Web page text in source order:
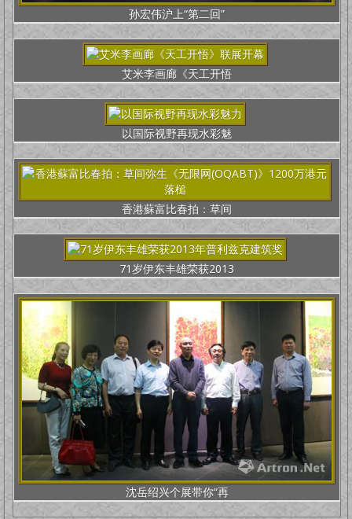
孙宏伟沪上“第二回”
艾米李画廊《天工开悟
以国际视野再现水彩魅
香港蘇富比春拍：草间
71岁伊东丰雄荣获2013
沈岳绍兴个展带你“再